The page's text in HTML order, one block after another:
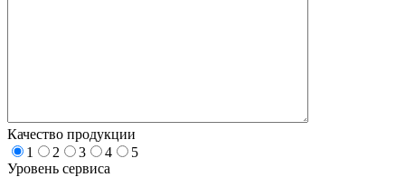
Качество продукции
1
2 3 4
5
Уровень сервиса